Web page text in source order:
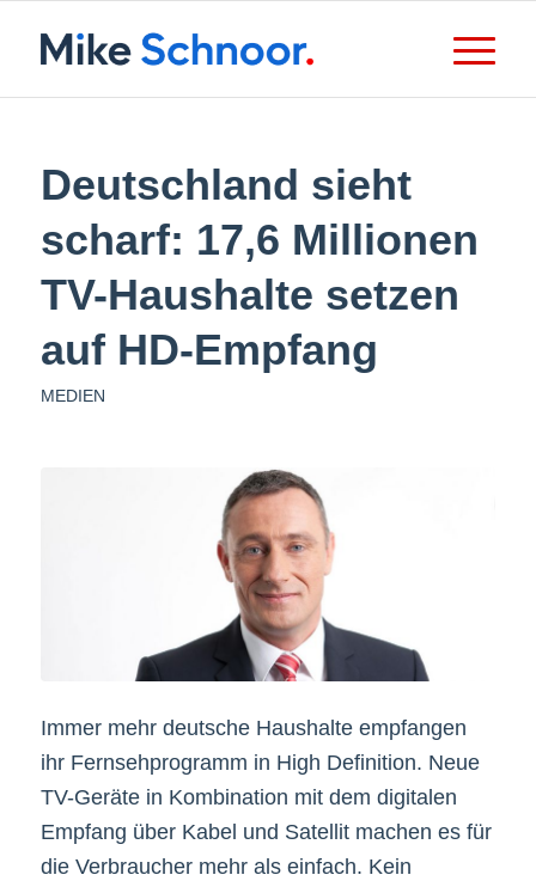
Deutschland sieht
scharf: 17,6 Millionen
TV-Haushalte setzen
auf HD-Empfang
MEDIEN
Immer mehr deutsche Haushalte empfangen
ihr Fernsehprogramm in High Definition. Neue
TV-Geräte in Kombination mit dem digitalen
Empfang über Kabel und Satellit machen es für
die Verbraucher mehr als einfach. Kein